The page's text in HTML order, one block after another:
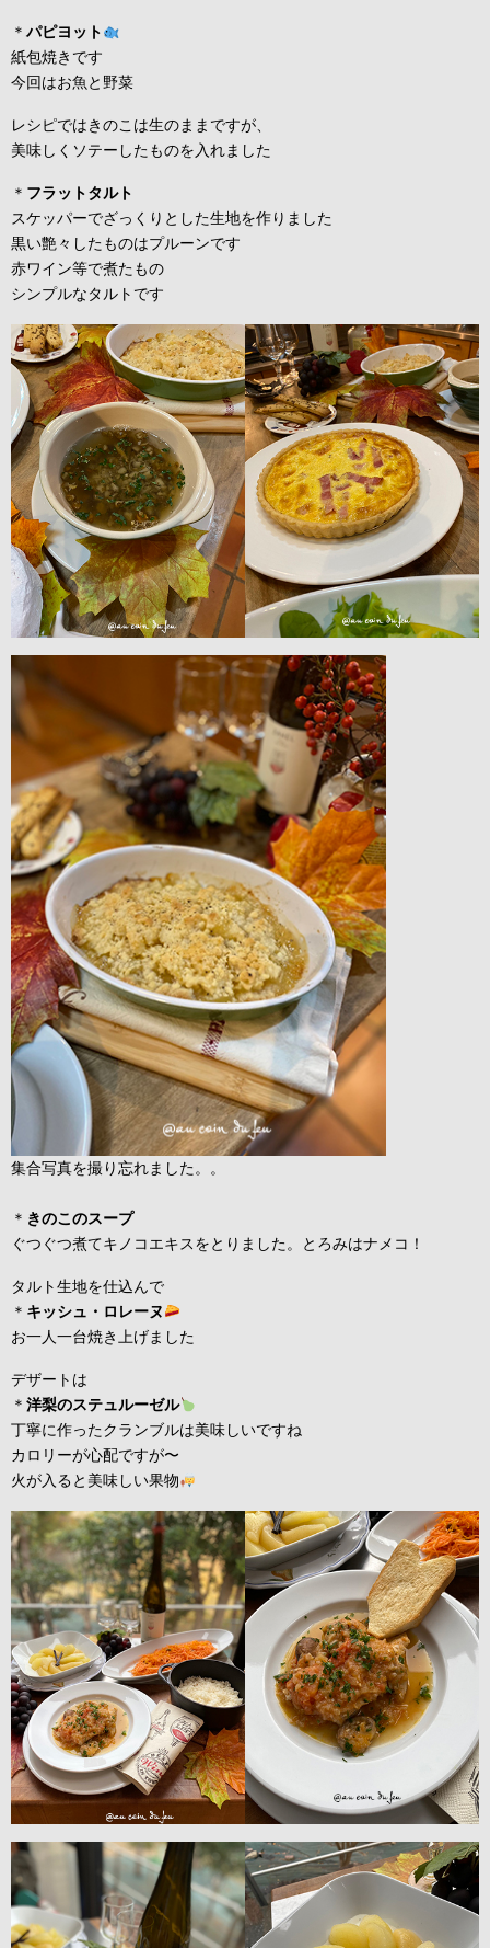
＊ パピヨット
紙包焼きです
今回はお魚と野菜
レシピではきのこは生のままですが、
美味しくソテーしたものを入れました
＊ フラットタルト
スケッパーでざっくりとした生地を作りました
黒い艶々したものはプルーンです
赤ワイン等で煮たもの
シンプルなタルトです
集合写真を撮り忘れました。。
＊ きのこのスープ
ぐつぐつ煮てキノコエキスをとりました。とろみはナメコ！
タルト生地を仕込んで
＊ キッシュ・ロレーヌ
お一人一台焼き上げました
デザートは
＊ 洋梨のステュルーゼル
丁寧に作ったクランブルは美味しいですね
カロリーが心配ですが〜
火が入ると美味しい果物